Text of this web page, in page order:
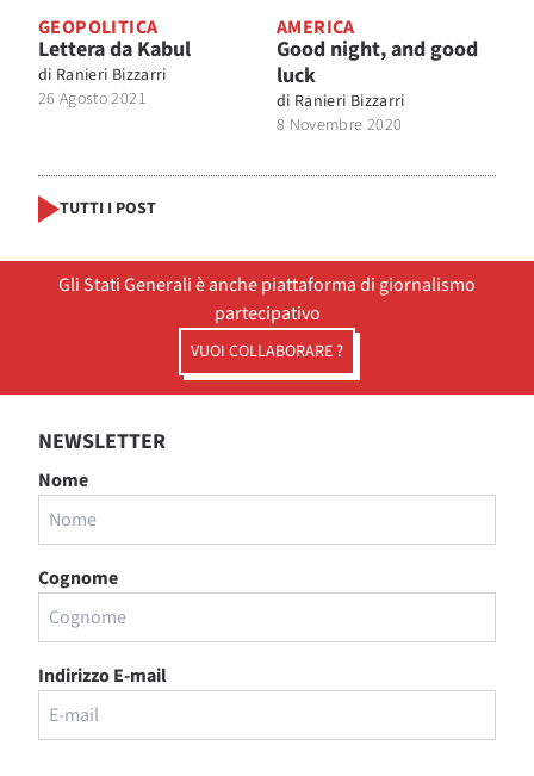
GEOPOLITICA
Lettera da Kabul
di Ranieri Bizzarri
26 Agosto 2021
AMERICA
Good night, and good
luck
di Ranieri Bizzarri
8 Novembre 2020
TUTTI I POST
Gli Stati Generali è anche piattaforma di giornalismo
partecipativo
VUOI COLLABORARE ?
NEWSLETTER
Nome
Cognome
Indirizzo E-mail